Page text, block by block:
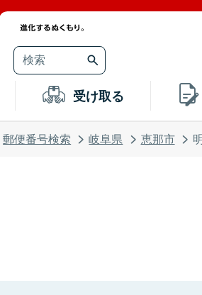
受け取る
郵便番号検索 岐阜県 恵那市